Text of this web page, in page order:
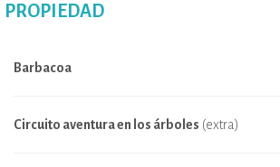
PROPIEDAD
Barbacoa
Circuito aventura en los árboles (extra)